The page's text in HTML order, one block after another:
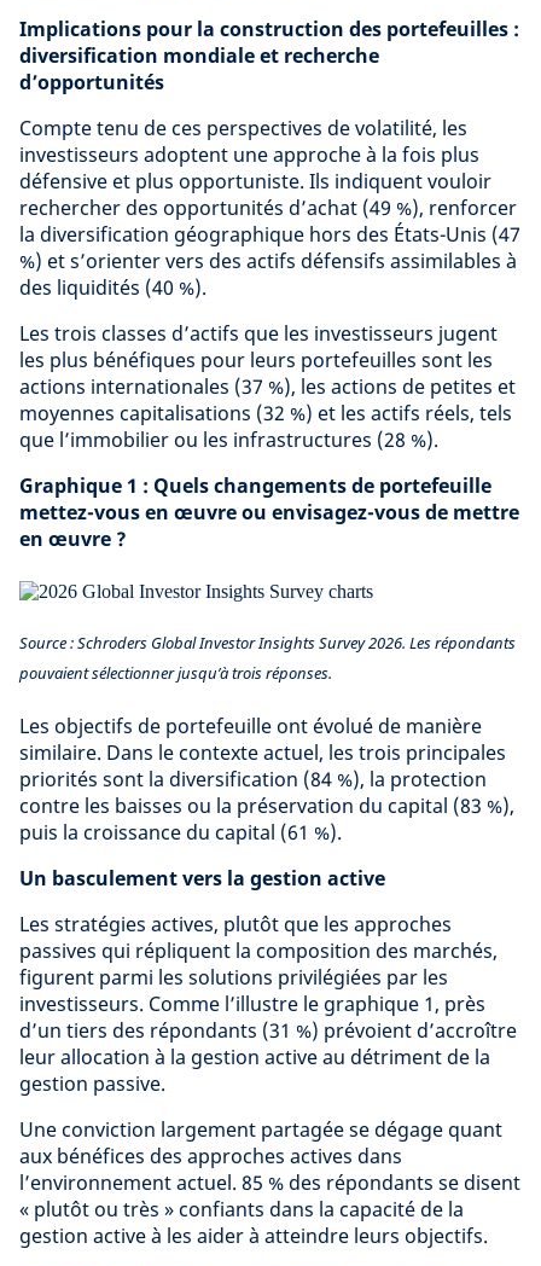
Implications pour la construction des portefeuilles :
diversification mondiale et recherche
d’opportunités
Compte tenu de ces perspectives de volatilité, les
investisseurs adoptent une approche à la fois plus
défensive et plus opportuniste. Ils indiquent vouloir
rechercher des opportunités d’achat (49 %), renforcer
la diversification géographique hors des États-Unis (47
%) et s’orienter vers des actifs défensifs assimilables à
des liquidités (40 %).
Les trois classes d’actifs que les investisseurs jugent
les plus bénéfiques pour leurs portefeuilles sont les
actions internationales (37 %), les actions de petites et
moyennes capitalisations (32 %) et les actifs réels, tels
que l’immobilier ou les infrastructures (28 %).
Graphique 1 : Quels changements de portefeuille
mettez-vous en œuvre ou envisagez-vous de mettre
en œuvre ?
Source : Schroders Global Investor Insights Survey 2026. Les répondants
pouvaient sélectionner jusqu’à trois réponses.
Les objectifs de portefeuille ont évolué de manière
similaire. Dans le contexte actuel, les trois principales
priorités sont la diversification (84 %), la protection
contre les baisses ou la préservation du capital (83 %),
puis la croissance du capital (61 %).
Un basculement vers la gestion active
Les stratégies actives, plutôt que les approches
passives qui répliquent la composition des marchés,
figurent parmi les solutions privilégiées par les
investisseurs. Comme l’illustre le graphique 1, près
d’un tiers des répondants (31 %) prévoient d’accroître
leur allocation à la gestion active au détriment de la
gestion passive.
Une conviction largement partagée se dégage quant
aux bénéfices des approches actives dans
l’environnement actuel. 85 % des répondants se disent
« plutôt ou très » confiants dans la capacité de la
gestion active à les aider à atteindre leurs objectifs.